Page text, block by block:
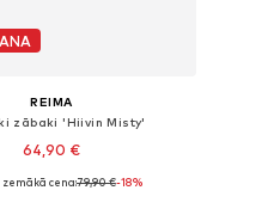
REIMA
zābaki 'Hiivin Misty'
64,90 €
izmēri: 27
cena:79,90 €-18%